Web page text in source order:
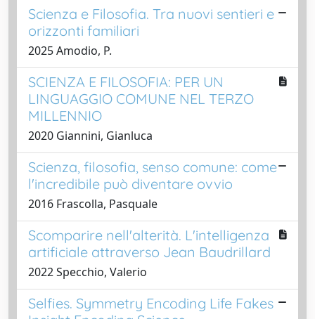
Scienza e Filosofia. Tra nuovi sentieri e
orizzonti familiari
2025 Amodio, P.
SCIENZA E FILOSOFIA: PER UN
LINGUAGGIO COMUNE NEL TERZO
MILLENNIO
2020 Giannini, Gianluca
Scienza, filosofia, senso comune: come
l'incredibile può diventare ovvio
2016 Frascolla, Pasquale
Scomparire nell'alterità. L'intelligenza
artificiale attraverso Jean Baudrillard
2022 Specchio, Valerio
Selfies. Symmetry Encoding Life Fakes